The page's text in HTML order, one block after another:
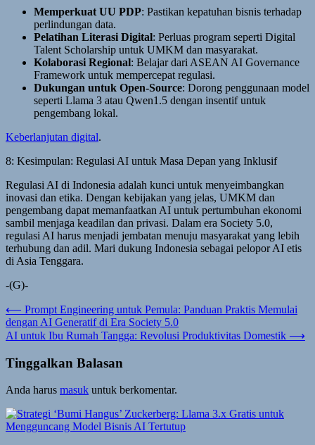
Memperkuat UU PDP: Pastikan kepatuhan bisnis terhadap
perlindungan data.
Pelatihan Literasi Digital: Perluas program seperti Digital
Talent Scholarship untuk UMKM dan masyarakat.
Kolaborasi Regional: Belajar dari ASEAN AI Governance
Framework untuk mempercepat regulasi.
Dukungan untuk Open-Source: Dorong penggunaan model
seperti Llama 3 atau Qwen1.5 dengan insentif untuk
pengembang lokal.
Keberlanjutan digital.
8: Kesimpulan: Regulasi AI untuk Masa Depan yang Inklusif
Regulasi AI di Indonesia adalah kunci untuk menyeimbangkan
inovasi dan etika. Dengan kebijakan yang jelas, UMKM dan
pengembang dapat memanfaatkan AI untuk pertumbuhan ekonomi
sambil menjaga keadilan dan privasi. Dalam era Society 5.0,
regulasi AI harus menjadi jembatan menuju masyarakat yang lebih
terhubung dan adil. Mari dukung Indonesia sebagai pelopor AI etis
di Asia Tenggara.
-(G)-
Navigasi
pos
⟵ Prompt Engineering untuk Pemula: Panduan Praktis Memulai
dengan AI Generatif di Era Society 5.0
AI untuk Ibu Rumah Tangga: Revolusi Produktivitas Domestik ⟶
Tinggalkan Balasan
Anda harus masuk untuk berkomentar.